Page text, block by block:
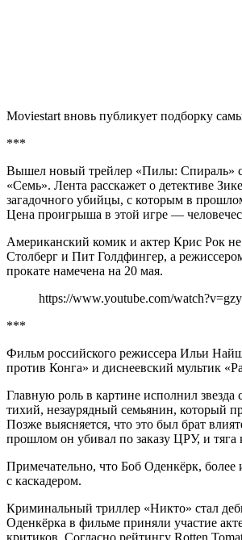
Moviestart вновь публикует подборку
***
Вышел новый трейлер «Пилы: Спираль»
«Семь». Лента расскажет о детективе
загадочного убийцы, с которым в
Цена проигрыша в этой игре —
Американский комик и актер Крис Рок
Столберг и Пит Голдфингер, а
прокате намечена на 20 мая.
https://www.youtube.com/
***
Фильм российского режиссера Ильи
против Конга» и диснеевский мультик
Главную роль в картине исполнил
тихий, незаурядный семьянин, который
Позже выясняется, что это был брат
прошлом он убивал по заказу ЦРУ, и
Примечательно, что Боб Оденкёрк,
с каскадером.
Криминальный триллер «Никто» стал
Оденкёрка в фильме приняли участие
критиков. Согласно рейтингу Rotten